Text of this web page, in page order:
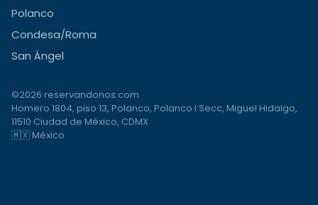
Polanco
Condesa/Roma
San Ángel
©2026 reservandonos.com
Homero 1804, piso 13, Polanco, Polanco I Secc, Miguel Hidalgo,
11510 Ciudad de México, CDMX
🇲🇽 México